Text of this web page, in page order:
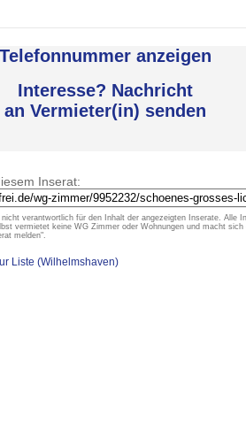
Telefonnummer anzeigen
Interesse? Nachricht
an Vermieter(in) senden
Inserat:
verantwortlich für den Inhalt der angezeigten Inserate. Alle
vermietet keine WG Zimmer oder Wohnungen und macht
melden".
Liste (Wilhelmshaven)